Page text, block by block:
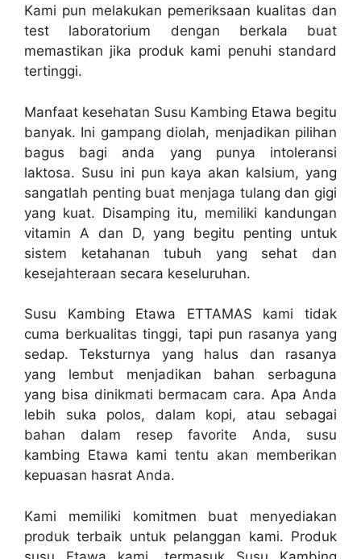
Kami pun melakukan pemeriksaan kualitas dan
test laboratorium dengan berkala buat
memastikan jika produk kami penuhi standard
tertinggi.
Manfaat kesehatan Susu Kambing Etawa begitu
banyak. Ini gampang diolah, menjadikan pilihan
bagus bagi anda yang punya intoleransi
laktosa. Susu ini pun kaya akan kalsium, yang
sangatlah penting buat menjaga tulang dan gigi
yang kuat. Disamping itu, memiliki kandungan
vitamin A dan D, yang begitu penting untuk
sistem ketahanan tubuh yang sehat dan
kesejahteraan secara keseluruhan.
Susu Kambing Etawa ETTAMAS kami tidak
cuma berkualitas tinggi, tapi pun rasanya yang
sedap. Teksturnya yang halus dan rasanya
yang lembut menjadikan bahan serbaguna
yang bisa dinikmati bermacam cara. Apa Anda
lebih suka polos, dalam kopi, atau sebagai
bahan dalam resep favorite Anda, susu
kambing Etawa kami tentu akan memberikan
kepuasan hasrat Anda.
Kami memiliki komitmen buat menyediakan
produk terbaik untuk pelanggan kami. Produk